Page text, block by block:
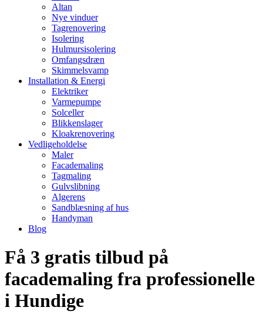
Altan
Nye vinduer
Tagrenovering
Isolering
Hulmursisolering
Omfangsdræn
Skimmelsvamp
Installation & Energi
Elektriker
Varmepumpe
Solceller
Blikkenslager
Kloakrenovering
Vedligeholdelse
Maler
Facademaling
Tagmaling
Gulvslibning
Algerens
Sandblæsning af hus
Handyman
Blog
Få 3 gratis tilbud på
facademaling fra professionelle
i Hundige